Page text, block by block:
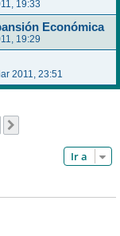
19:33
Económica
19:29
2011, 23:51
Ir a